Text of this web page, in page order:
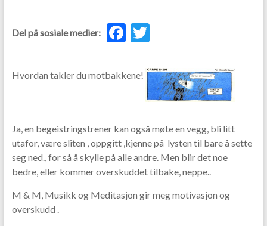
Del på sosiale medier:
F
e
o
k
T
itt
er
Hvordan takler du motbakkene!
Ja, en begeistringstrener kan også møte en vegg, bli litt
utafor, være sliten , oppgitt ,kjenne på lysten til bare å sette
seg ned., for så å skylle på alle andre. Men blir det noe
bedre, eller kommer overskuddet tilbake, neppe..
M & M, Musikk og Meditasjon gir meg motivasjon og
overskudd .